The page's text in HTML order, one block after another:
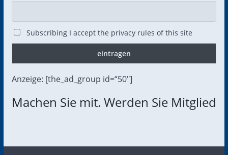
Subscribing I accept the privacy rules of this site
Anzeige: [the_ad_group id=“50″]
Machen Sie mit. Werden Sie Mitglied